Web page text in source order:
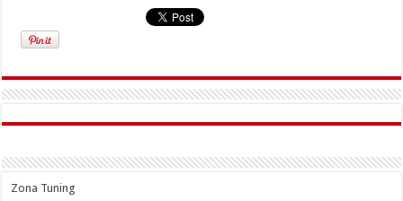
Zona Tuning